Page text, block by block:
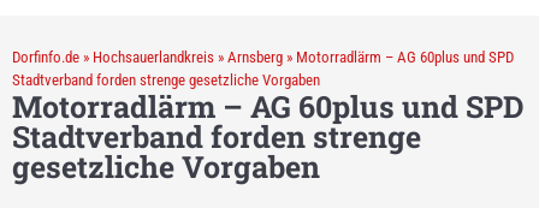
Dorfinfo.de » Hochsauerlandkreis » Arnsberg » Motorradlärm – AG 60plus und SPD
Stadtverband forden strenge gesetzliche Vorgaben
Motorradlärm – AG 60plus und SPD
Stadtverband forden strenge
gesetzliche Vorgaben